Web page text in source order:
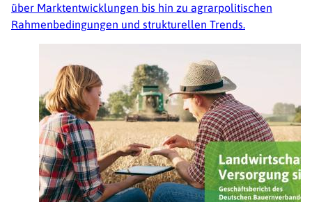
über Marktentwicklungen bis hin zu agrarpolitischen
Rahmenbedingungen und strukturellen Trends.